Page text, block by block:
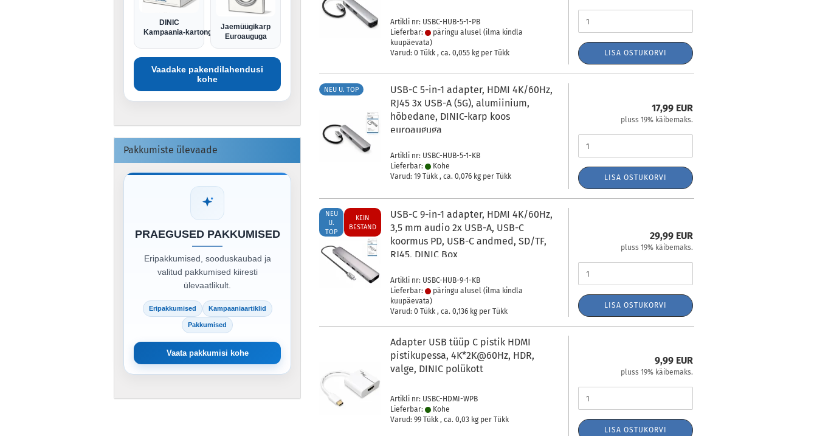
Artikli nr: USBC-HUB-5-1-PB
Lieferbar:
päringu alusel (ilma kindla
kuupäevata)
Varud: 0 Tükk , ca.0,055 kg per Tükk LISA OSTUKORVI
NEU U. TOP
USB-C 5-in-1 adapter, HDMI 4K/60Hz,
RJ45 3x USB-A (5G), alumiinium,
hõbedane, DINIC-karp koos
euroauguga
Artikli nr: USBC-HUB-5-1-KB
Lieferbar:
Kohe
Varud: 19 Tükk , ca.0,076 kg per Tükk
17,99 EUR
pluss 19% käibemaks.
LISA OSTUKORVI
NEU
U.
TOP
KEIN
BESTAND
USB-C 9-in-1 adapter, HDMI 4K/60Hz,
3,5 mm audio 2x USB-A, USB-C
koormus PD, USB-C andmed, SD/TF,
RJ45, DINIC Box
Artikli nr: USBC-HUB-9-1-KB
Lieferbar:
päringu alusel (ilma kindla
kuupäevata)
Varud: 0 Tükk , ca.0,136 kg per Tükk
29,99 EUR
pluss 19% käibemaks.
LISA OSTUKORVI
Adapter USB tüüp C pistik HDMI
pistikupessa, 4K*2K@60Hz, HDR,
valge, DINIC polükott
Artikli nr: USBC-HDMI-WPB
Lieferbar:
Kohe
Varud: 99 Tükk , ca.0,03 kg per Tükk
9,99 EUR
pluss 19% käibemaks.
LISA OSTUKORVI
DINIC
Kampaania-kartong
Jaemüügikarp
Euroauguga
Vaadake pakendilahendusi
kohe
Pakkumiste ülevaade
PRAEGUSED PAKKUMISED
Eripakkumised, sooduskaubad ja
valitud pakkumised kiiresti
ülevaatlikult.
Eripakkumised Kampaaniaartiklid
Pakkumised
Vaata pakkumisi kohe